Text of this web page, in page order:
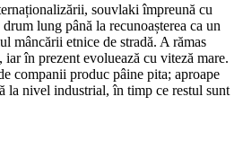
souvlaki împreună cu
lung până la recunoașterea ca un
mâncării etnice de stradă. A rămas
iar în prezent evoluează cu viteză mare.
companii produc pâine pita; aproape
la nivel industrial, în timp ce restul sunt